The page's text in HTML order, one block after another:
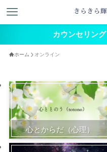
カウンセリン
ホーム オンライン
心とからだ（心理）